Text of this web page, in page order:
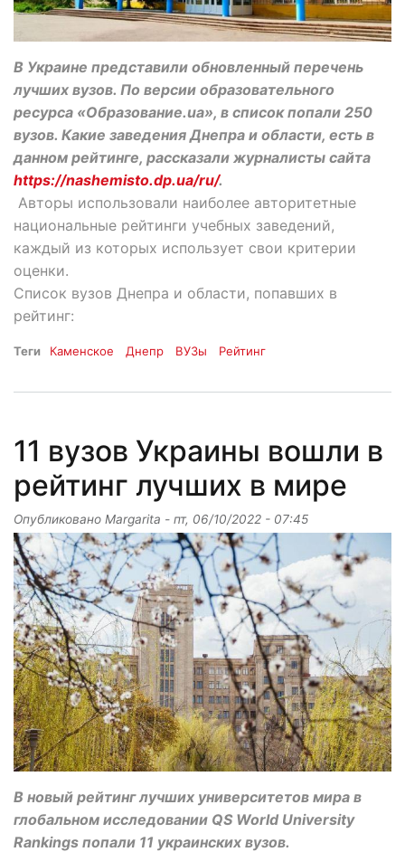
В Украине представили обновленный перечень
лучших вузов. По версии образовательного
ресурса «Образование.ua», в список попали 250
вузов. Какие заведения Днепра и области, есть в
данном рейтинге, рассказали журналисты сайта
https://nashemisto.dp.ua/ru/.
Авторы использовали наиболее авторитетные
национальные рейтинги учебных заведений,
каждый из которых использует свои критерии
оценки.
Список вузов Днепра и области, попавших в
рейтинг:
Теги Каменское Днепр ВУЗы Рейтинг
11 вузов Украины вошли в
рейтинг лучших в мире
Опубликовано Margarita - пт, 06/10/2022 - 07:45
В новый рейтинг лучших университетов мира в
глобальном исследовании QS World University
Rankings попали 11 украинских вузов.